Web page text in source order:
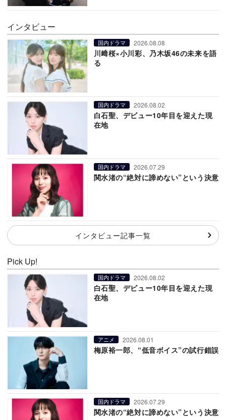
インタビュー
国内ドラマ 2026.08.08
川﨑桜×小川彩、乃木坂46の未来を語
る
国内ドラマ 2026.08.02
白石聖、デビュー10年目を迎えた現
在地
国内ドラマ 2026.07.29
関水渚の“絶対に諦めない”という決意
インタビュー記事一覧
Pick Up!
国内ドラマ 2026.08.02
白石聖、デビュー10年目を迎えた現
在地
アニメ 2026.08.01
梅原裕一郎、“低音ボイス”の試行錯誤
国内ドラマ 2026.07.29
関水渚の“絶対に諦めない”という決意